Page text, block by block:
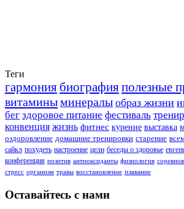
Теги
гармония биографияполезные
витаминыминералы образ жизни
бег здоровое питание фестиваль
конвенция жизнь фитнес курение выставка
оздоровление домашние тренировки старение
сайкл похудеть настроение цели беседы о здоровье
конференция позитив антиоксиданты физиология
стресс организм травы восстановление плавание
Оставайтесь с нами